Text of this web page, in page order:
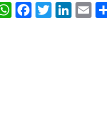
WhatsApp
Facebook
Twitter